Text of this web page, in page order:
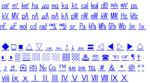
㎠ ㎡ ㎢ ㏊ ㎍ ㎎ ㎏ ㏏ ㎈ ㎉ ㏈ ㎧ ㎨ ㎰
㎸ ㎹ ㎀ ㎁ ㎂ ㎃ ㎄ ㎺ ㎻ ㎽ ㎾ ㎿ ㎐ ㎑
㎋ ㎌ ㏖ ㏅ ㎭ ㎮ ㎯ ㏛ ㎩ ㎪ ㎫ ㎬ ㏝ ㏐
㏓
◆ □ ■ △ ▽ → ← ↑ ↓ ↔ 〓 ◁ ◀ ▷ ▶ ♤
◐ ◑ ▒ ▤ ▨ ▧ ▦ ▩ ♨ ☏ ☎ ☜ ☞ ¶ †
♪ ♬ ㉿ ㈜ № ㏇ ™ ㏂ ㏘ ℡ ＃ ＆ ＊ ＠ ª º
ⅷ ⅸ ⅹ Ⅳ Ⅴ Ⅵ Ⅶ Ⅷ Ⅸ Ⅹ